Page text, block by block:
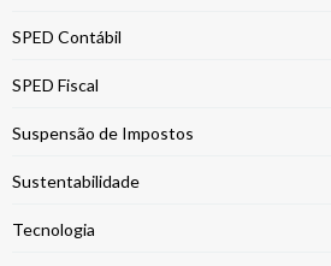
SPED Contábil
SPED Fiscal
Suspensão de Impostos
Sustentabilidade
Tecnologia